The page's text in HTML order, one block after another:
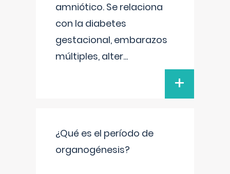
amniótico. Se relaciona
con la diabetes
gestacional, embarazos
múltiples, alter...
+
¿Qué es el período de
organogénesis?